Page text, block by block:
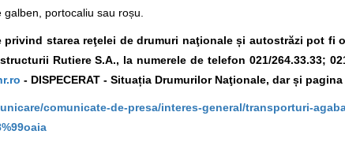
portocaliu sau roșu.
privind starea reţelei de drumuri naţionale și autostrăzi pot fi
Rutiere S.A., la numerele de telefon 021/264.33.33;
- DISPECERAT - Situația Drumurilor Naţionale, dar și
comunicate-de-presa/interes-general/transporturi-
mogo%C8%99oaia